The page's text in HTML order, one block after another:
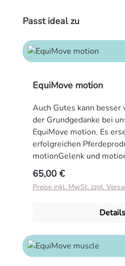
Produktgalerie überspringen
Passt ideal zu
EquiMove motion
Auch Gutes kann
der Grundgedanke bei
EquiMove motion. Es
erfolgreichen
motionGelenk und
und verbindet deren
neuen, noch besseren
Unterstützung des
physiologischen Funktion
(Glycosaminoglykanen)
Hyaluronsäure (dem
Regulärer Preis:
65,00 €
Preise inkl. MwSt. zzgl.
Details